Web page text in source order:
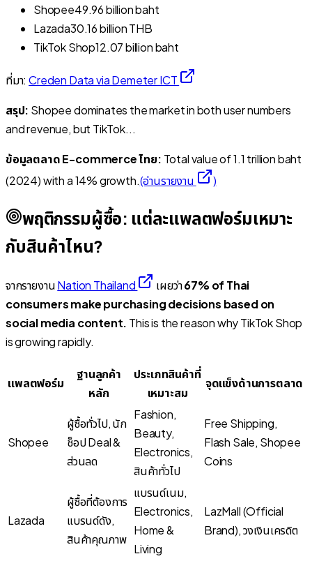
Shopee49.96 billion baht
Lazada30.16 billion THB
TikTok Shop12.07 billion baht
ที่มา:Creden Data via Demeter ICT
สรุป: Shopee dominates the market in both user numbers
and revenue, but TikTok...
ข้อมูลตลาด E-commerce ไทย: Total value of 1.1 trillion baht
(2024) with a 14% growth.(อ่านรายงาน )
พฤติกรรมผู้ซื้อ: แต่ละแพลตฟอร์มเหมาะ
กับสินค้าไหน?
จากรายงานNation Thailand เผยว่า67% of Thai
consumers make purchasing decisions based on
social media content. This is the reason why TikTok Shop
is growing rapidly.
แพลตฟอร์ม
ฐานลูกค้า
หลัก
ประเภทสินค้าที่
เหมาะสม
จุดแข็งด้านการตลาด
Shopee
ผู้ซื้อทั่วไป, นัก
ช็อป Deal &
ส่วนลด
Fashion,
Beauty,
Electronics,
สินค้าทั่วไป
Free Shipping,
Flash Sale, Shopee
Coins
Lazada
ผู้ซื้อที่ต้องการ
แบรนด์ดัง,
สินค้าคุณภาพ
แบรนด์เนม,
Electronics,
Home &
Living
LazMall (Official
Brand), วงเงินเครดิต